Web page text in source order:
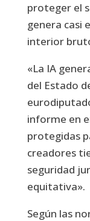
proteger el
genera casi
interior
«La IA
del Estado
informe en
protegidas
creadores
seguridad
equitativa».
Según las